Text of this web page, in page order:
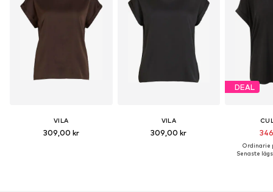
VILA
309,00 kr
VILA
309,00 kr
DEAL
Ordinarie
Senaste